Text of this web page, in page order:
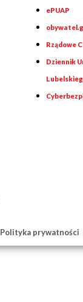
ePUAP
Rządowe
Dziennik
Polityka prywatności